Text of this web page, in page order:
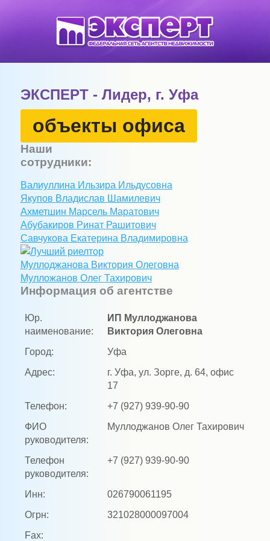
ЭКСПЕРТ - Лидер, г. Уфа
объекты офиса
Наши
сотрудники:
Валиуллина Ильзира Ильдусовна
Якупов Владислав Шамилевич
Ахметшин Марсель Маратович
Абубакиров Ринат Рашитович
Савчукова Екатерина Владимировна
Муллоджанова Виктория Олеговна
Мулложанов Олег Тахирович
Информация об агентстве
Юр.
наименование:
ИП Муллоджанова
Виктория Олеговна
Город:
Уфа
Адрес:
г. Уфа, ул. Зорге, д. 64, офис
17
Телефон:
+7 (927) 939-90-90
ФИО
руководителя:
Муллоджанов Олег Тахирович
Телефон
руководителя:
+7 (927) 939-90-90
Инн:
026790061195
Огрн:
321028000097004
Fax: